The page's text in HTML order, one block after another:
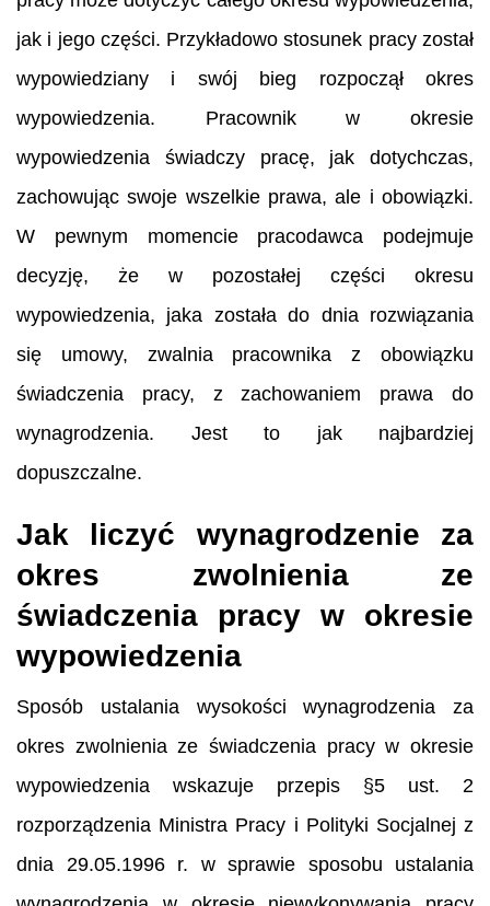
jak i jego części. Przykładowo stosunek pracy został
wypowiedziany i swój bieg rozpoczął okres
wypowiedzenia. Pracownik w okresie
wypowiedzenia świadczy pracę, jak dotychczas,
zachowując swoje wszelkie prawa, ale i obowiązki.
W pewnym momencie pracodawca podejmuje
decyzję, że w pozostałej części okresu
wypowiedzenia, jaka została do dnia rozwiązania
się umowy, zwalnia pracownika z obowiązku
świadczenia pracy, z zachowaniem prawa do
wynagrodzenia. Jest to jak najbardziej
dopuszczalne.
Jak liczyć wynagrodzenie za
okres zwolnienia ze
świadczenia pracy w okresie
wypowiedzenia
Sposób ustalania wysokości wynagrodzenia za
okres zwolnienia ze świadczenia pracy w okresie
wypowiedzenia wskazuje przepis §5 ust. 2
rozporządzenia Ministra Pracy i Polityki Socjalnej z
dnia 29.05.1996 r. w sprawie sposobu ustalania